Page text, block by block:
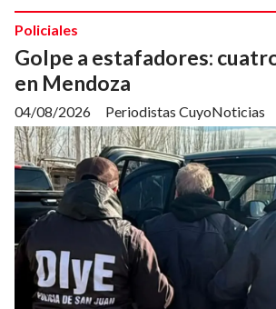
Golpe a estafadores:
en Mendoza
Periodistas CuyoNoticias
Policiales
04/08/2026